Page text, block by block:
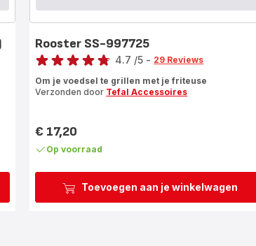
Toevoegen aan je winkelwagen
Rooster SS-997725
Score
4.7 /5 - 29 Reviews
Om je voedsel te grillen met je friteuse
Verzonden door Tefal Accessoires
Prijs
€ 17,20
Op voorraad